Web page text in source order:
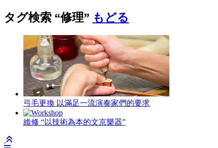
タグ検索 “修理” もどる
弓毛更換 以滿足一流演奏家們的要求
維修 “以技術為本的文京樂器”